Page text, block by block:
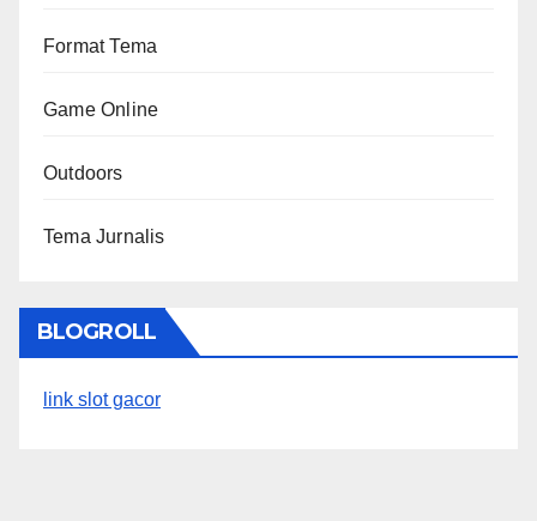
Format Tema
Game Online
Outdoors
Tema Jurnalis
BLOGROLL
link slot gacor